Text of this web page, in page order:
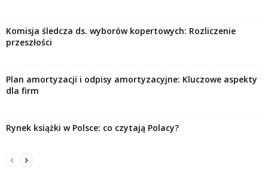
Komisja śledcza ds. wyborów kopertowych: Rozliczenie
przeszłości
Plan amortyzacji i odpisy amortyzacyjne: Kluczowe aspekty
dla firm
Rynek książki w Polsce: co czytają Polacy?